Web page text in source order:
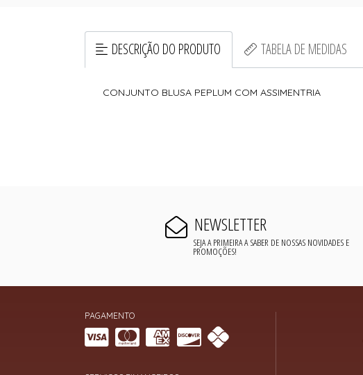
DESCRIÇÃO DO PRODUTO TABELA DE MEDIDAS
CONJUNTO BLUSA PEPLUM COM ASSIMENTRIA
NEWSLETTER
SEJA A PRIMEIRA A SABER DE NOSSAS NOVIDADES E
PROMOÇÕES!
PAGAMENTO